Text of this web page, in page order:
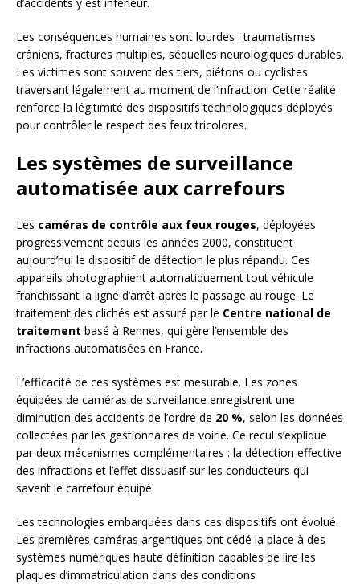
Les conséquences humaines sont lourdes : traumatismes
crâniens, fractures multiples, séquelles neurologiques durables.
Les victimes sont souvent des tiers, piétons ou cyclistes
traversant légalement au moment de l’infraction. Cette réalité
renforce la légitimité des dispositifs technologiques déployés
pour contrôler le respect des feux tricolores.
Les systèmes de surveillance
automatisée aux carrefours
Les caméras de contrôle aux feux rouges, déployées
progressivement depuis les années 2000, constituent
aujourd’hui le dispositif de détection le plus répandu. Ces
appareils photographient automatiquement tout véhicule
franchissant la ligne d’arrêt après le passage au rouge. Le
traitement des clichés est assuré par le Centre national de
traitement basé à Rennes, qui gère l’ensemble des
infractions automatisées en France.
L’efficacité de ces systèmes est mesurable. Les zones
équipées de caméras de surveillance enregistrent une
diminution des accidents de l’ordre de 20 %, selon les données
collectées par les gestionnaires de voirie. Ce recul s’explique
par deux mécanismes complémentaires : la détection effective
des infractions et l’effet dissuasif sur les conducteurs qui
savent le carrefour équipé.
Les technologies embarquées dans ces dispositifs ont évolué.
Les premières caméras argentiques ont cédé la place à des
systèmes numériques haute définition capables de lire les
plaques d’immatriculation dans des conditions